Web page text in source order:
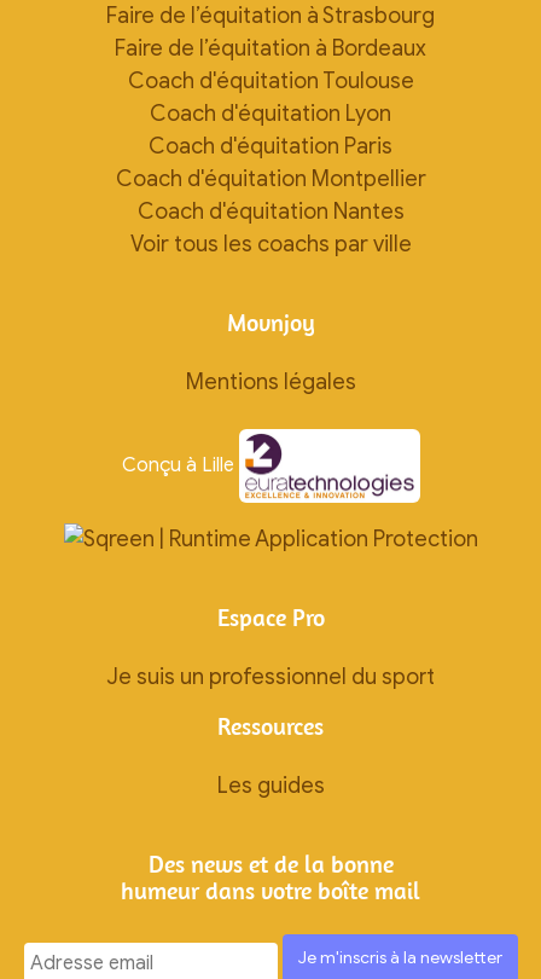
Faire de l’équitation à Strasbourg
Faire de l’équitation à Bordeaux
Coach d'équitation Toulouse
Coach d'équitation Lyon
Coach d'équitation Paris
Coach d'équitation Montpellier
Coach d'équitation Nantes
Voir tous les coachs par ville
Movnjoy
Mentions légales
Conçu à Lille
Espace Pro
Je suis un professionnel du sport
Ressources
Les guides
Des news et de la bonne
humeur dans votre boîte mail
Ignorez